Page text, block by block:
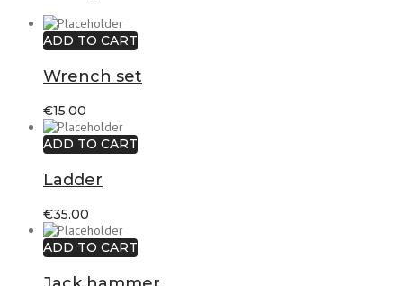
ADD TO CART
Wrench set
€15.00
ADD TO CART
Ladder
€35.00
ADD TO CART